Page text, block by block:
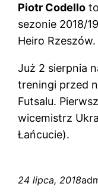
Piotr Codello
sezonie 2018/
Heiro Rzeszów.
Już 2 sierpnia
treningi przed
Futsalu.
wicemistrz
Łańcucie).
24 lipca, 2018